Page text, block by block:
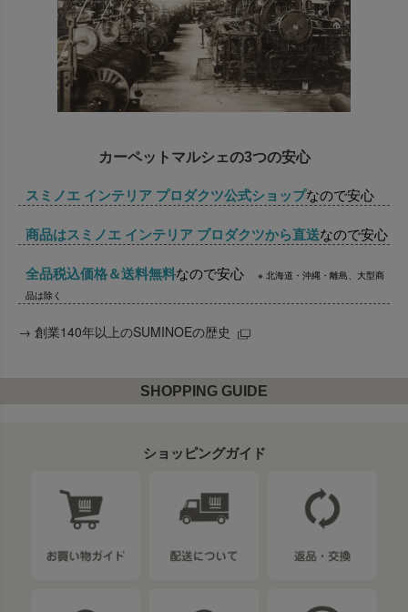
カーペットマルシェの3つの安心
スミノエ インテリア プロダクツ公式ショップなので安心
商品はスミノエ インテリア プロダクツから直送なので安心
全品税込価格＆送料無料なので安心
※ 北海道・沖縄・離島、大型商
品は除く
→ 創業140年以上のSUMINOEの歴史
SHOPPING GUIDE
ショッピングガイド